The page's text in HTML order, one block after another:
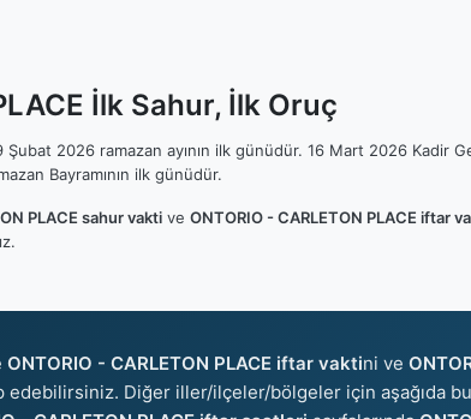
İlk Sahur, İlk Oruç
2026 ramazan ayının ilk günüdür. 16 Mart 2026 Kadir
Bayramının ilk günüdür.
PLACE sahur vakti ve ONTORIO - CARLETON PLACE iftar
ONTORIO - CARLETON PLACE iftar vaktini ve
edebilirsiniz. Diğer iller/ilçeler/bölgeler için aşağıda